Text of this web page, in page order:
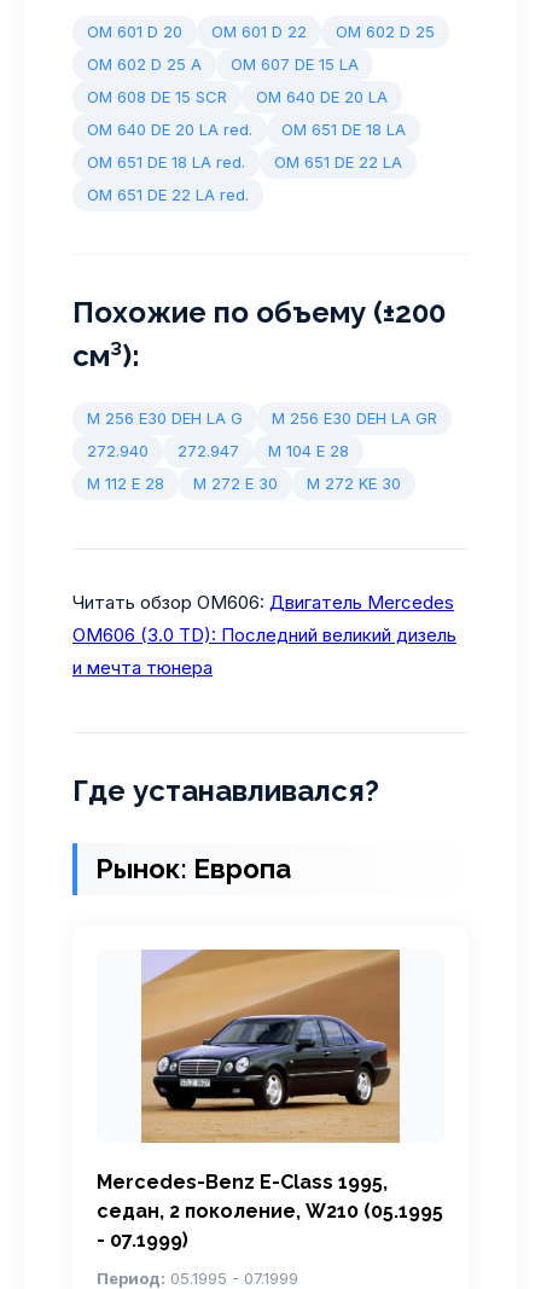
OM 601 D 20 OM 601 D 22
OM 602 D 25
OM 602 D 25 A
OM 607 DE 15 LA
OM 608 DE 15 SCR
OM 640 DE 20 LA
OM 640 DE 20 LA red.
OM 651 DE 18 LA
OM 651 DE 18 LA red.
OM 651 DE 22 LA
OM 651 DE 22 LA red.
Похожие по объему (±200
см³):
M 256 E30 DEH LA G
M 256 E30 DEH LA GR
272.940
272.947
M 104 E 28
M 112 E 28
M 272 E 30 M 272 KE 30
Читать обзор OM606: Двигатель Mercedes
OM606 (3.0 TD): Последний великий дизель
и мечта тюнера
Где устанавливался?
Рынок: Европа
Mercedes-Benz E-Class 1995,
седан, 2 поколение, W210 (05.1995
- 07.1999)
Период: 05.1995 - 07.1999